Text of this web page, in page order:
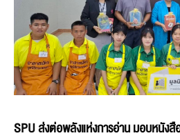
SPU ส่งต่อพลังแห่งการอ่าน มอบหนัง